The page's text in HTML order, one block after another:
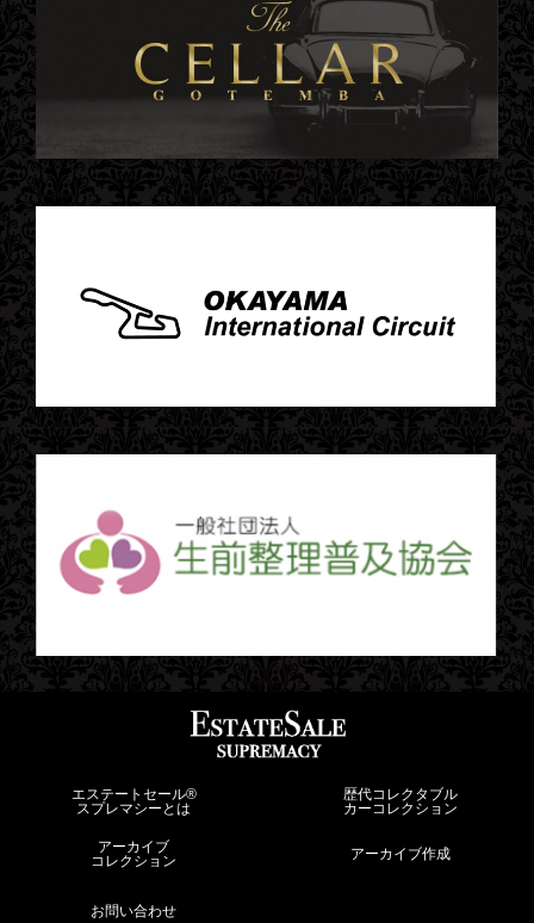
エステートセール®︎
スプレマシーとは
歴代コレクタブル
カーコレクション
アーカイブ
コレクション
アーカイブ作成
お問い合わせ